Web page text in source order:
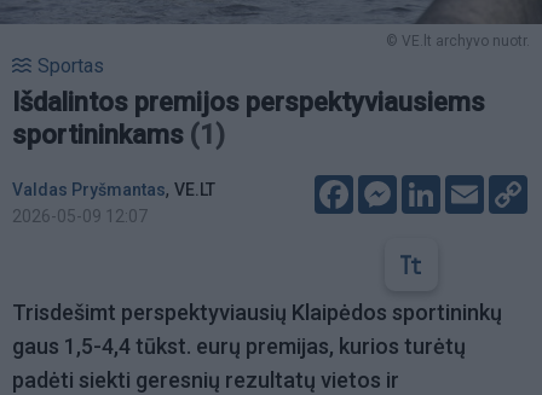
© VE.lt archyvo nuotr.
Sportas
Išdalintos premijos perspektyviausiems
sportininkams (1)
Valdas Pryšmantas, VE.LT
2026-05-09 12:07
FacebookMessenger
LinkedIn
Email
Trisdešimt perspektyviausių Klaipėdos sportininkų
gaus 1,5-4,4 tūkst. eurų premijas, kurios turėtų
padėti siekti geresnių rezultatų vietos ir